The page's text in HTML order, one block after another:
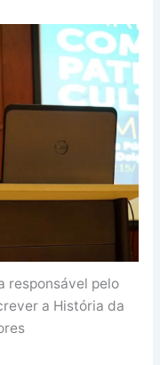
responsável pelo
a História da